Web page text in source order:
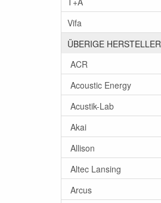
Vifa
ÜBERIGE HERSTELLER
ACR
Acoustic Energy
Acustik-Lab
Akai
Allison
Altec Lansing
Arcus